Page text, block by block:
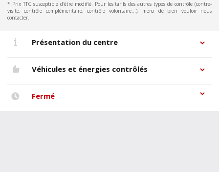
* Prix TTC susceptible d'être modifié. Pour les tarifs des autres types de contrôle (contre-
visite, contrôle complémentaire, contrôle volontaire...), merci de bien vouloir nous
contacter.
Présentation du centre
Véhicules et énergies contrôlés
Fermé